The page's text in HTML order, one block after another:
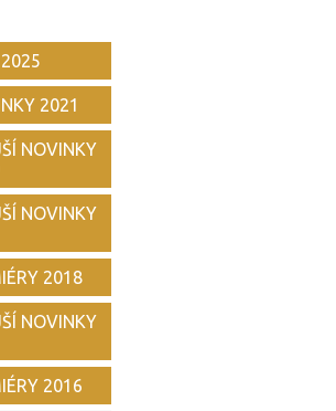
2021
NOVINKY
NOVINKY
2018
NOVINKY
2016